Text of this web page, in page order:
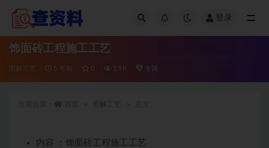
登录
饰面砖工程施工工艺
图解工艺 5 年前 0 1.9K 专属
内容 ：饰面砖工程施工工艺